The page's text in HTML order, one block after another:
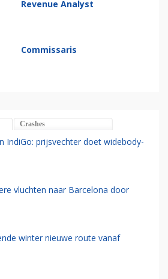
Revenue Analyst
Commissaris
Crashes
IndiGo: prijsvechter doet widebody-
vluchten naar Barcelona door
winter nieuwe route vanaf